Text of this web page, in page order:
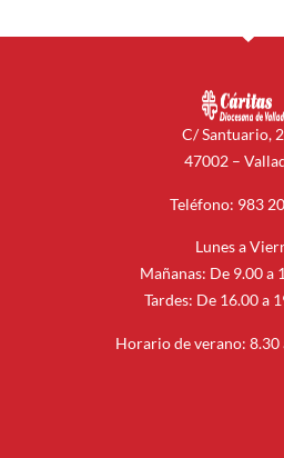
C/ Santuario,
47002 –
Teléfono: 983
Lunes a
Mañanas: De 9.00 a
Tardes: De 16.00 a
Horario de verano: 8.30